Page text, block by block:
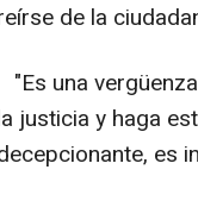
de la
"Es una
justicia y haga
es